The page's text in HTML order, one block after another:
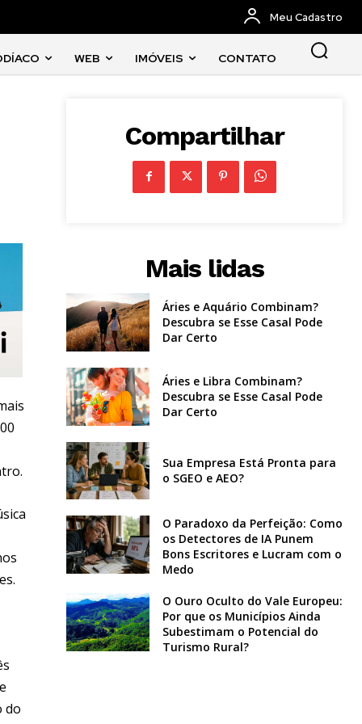
Meu Cadastro
WEB IMÓVEIS CONTATO
do
Compartilhar
Mais lidas
Áries e Aquário Combinam?
Descubra se Esse Casal Pode
Dar Certo
Áries e Libra Combinam?
Descubra se Esse Casal Pode
Dar Certo
Sua Empresa Está Pronta para
o SGEO e AEO?
O Paradoxo da Perfeição: Como
os Detectores de IA Punem
Bons Escritores e Lucram com o
Medo
O Ouro Oculto do Vale Europeu:
Por que os Municípios Ainda
Subestimam o Potencial do
Turismo Rural?